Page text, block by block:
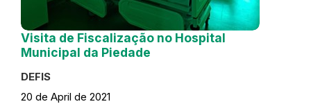
Visita de Fiscalização no Hospital
Municipal da Piedade
DEFIS
20 de April de 2021